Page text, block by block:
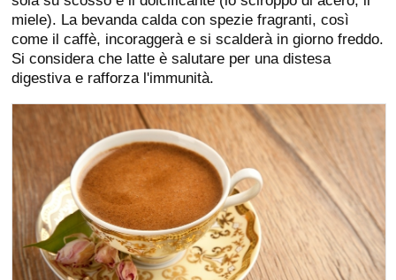
miele). La bevanda calda con spezie fragranti, così
come il caffè, incoraggerà e si scalderà in giorno freddo.
Si considera che latte è salutare per una distesa
digestiva e rafforza l'immunità.